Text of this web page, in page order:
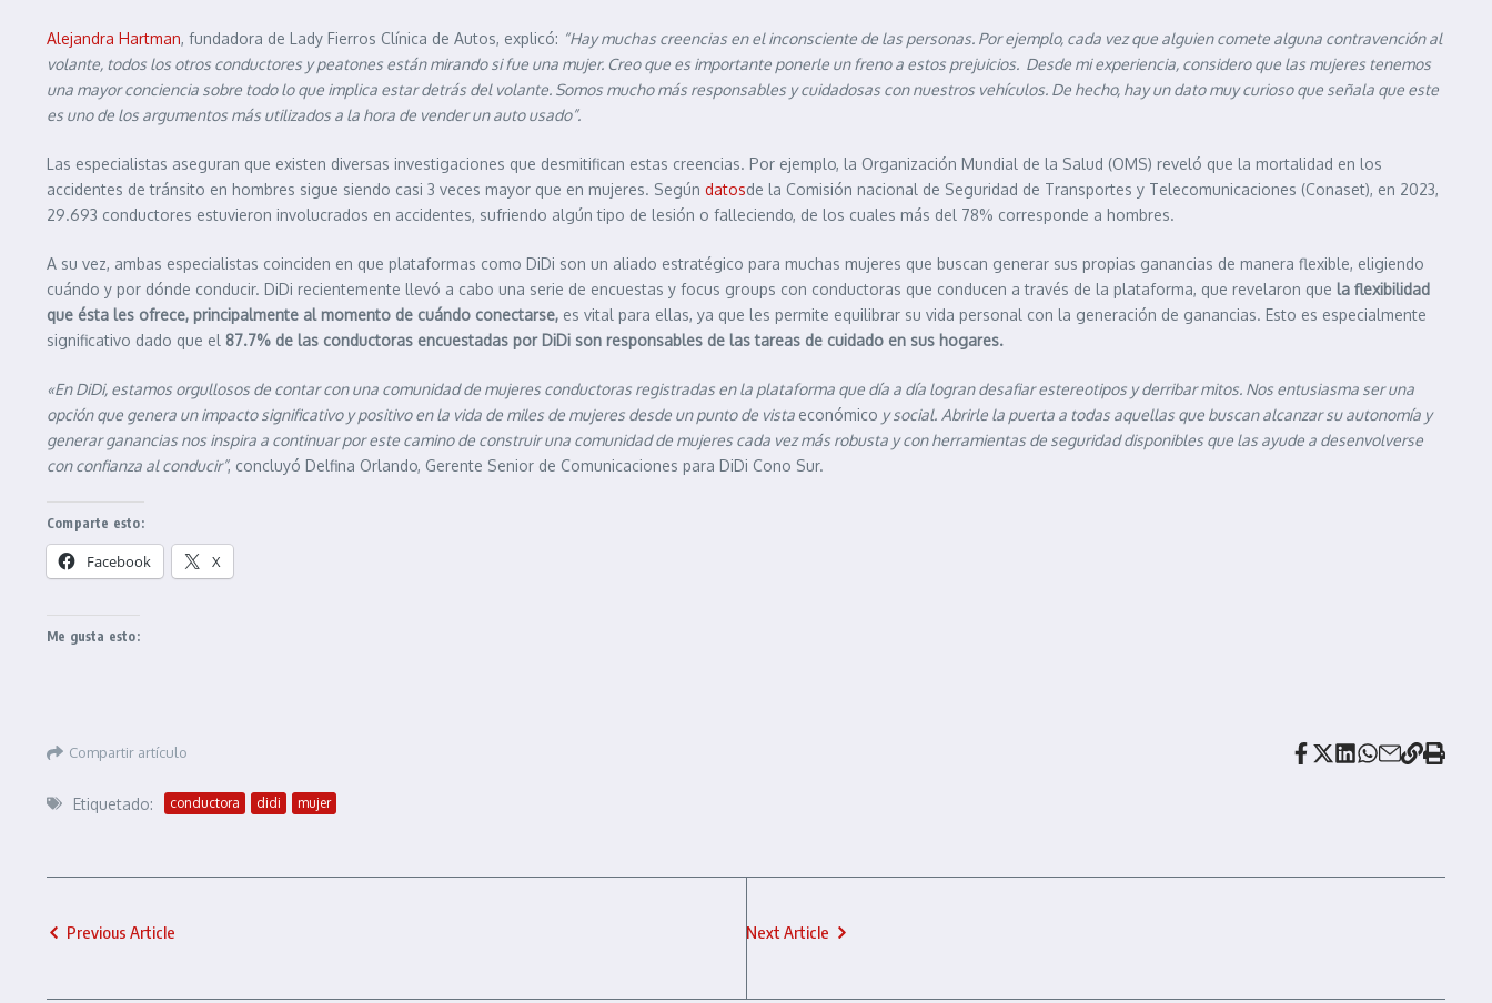
Alejandra Hartman, fundadora de Lady Fierros Clínica de Autos, explicó: “Hay muchas creencias en el inconsciente de las personas. Por ejemplo, cada vez que alguien comete alguna contravención al
volante, todos los otros conductores y peatones están mirando si fue una mujer. Creo que es importante ponerle un freno a estos prejuicios. Desde mi experiencia, considero que las mujeres tenemos
una mayor conciencia sobre todo lo que implica estar detrás del volante. Somos mucho más responsables y cuidadosas con nuestros vehículos. De hecho, hay un dato muy curioso que señala que este
es uno de los argumentos más utilizados a la hora de vender un auto usado”.
Las especialistas aseguran que existen diversas investigaciones que desmitifican estas creencias. Por ejemplo, la Organización Mundial de la Salud (OMS) reveló que la mortalidad en los
accidentes de tránsito en hombres sigue siendo casi 3 veces mayor que en mujeres. Según datosde la Comisión nacional de Seguridad de Transportes y Telecomunicaciones (Conaset), en 2023,
29.693 conductores estuvieron involucrados en accidentes, sufriendo algún tipo de lesión o falleciendo, de los cuales más del 78% corresponde a hombres.
A su vez, ambas especialistas coinciden en que plataformas como DiDi son un aliado estratégico para muchas mujeres que buscan generar sus propias ganancias de manera flexible, eligiendo
cuándo y por dónde conducir. DiDi recientemente llevó a cabo una serie de encuestas y focus groups con conductoras que conducen a través de la plataforma, que revelaron que la flexibilidad
que ésta les ofrece, principalmente al momento de cuándo conectarse, es vital para ellas, ya que les permite equilibrar su vida personal con la generación de ganancias. Esto es especialmente
significativo dado que el 87.7% de las conductoras encuestadas por DiDi son responsables de las tareas de cuidado en sus hogares.
«En DiDi, estamos orgullosos de contar con una comunidad de mujeres conductoras registradas en la plataforma que día a día logran desafiar estereotipos y derribar mitos. Nos entusiasma ser una
opción que genera un impacto significativo y positivo en la vida de miles de mujeres desde un punto de vista económico y social. Abrirle la puerta a todas aquellas que buscan alcanzar su autonomía y
generar ganancias nos inspira a continuar por este camino de construir una comunidad de mujeres cada vez más robusta y con herramientas de seguridad disponibles que las ayude a desenvolverse
con confianza al conducir”, concluyó Delfina Orlando, Gerente Senior de Comunicaciones para DiDi Cono Sur.
Comparte esto:
Facebook X
Me gusta esto:
Compartir artículo
Etiquetado: conductora didi mujer
Previous Article Next Article